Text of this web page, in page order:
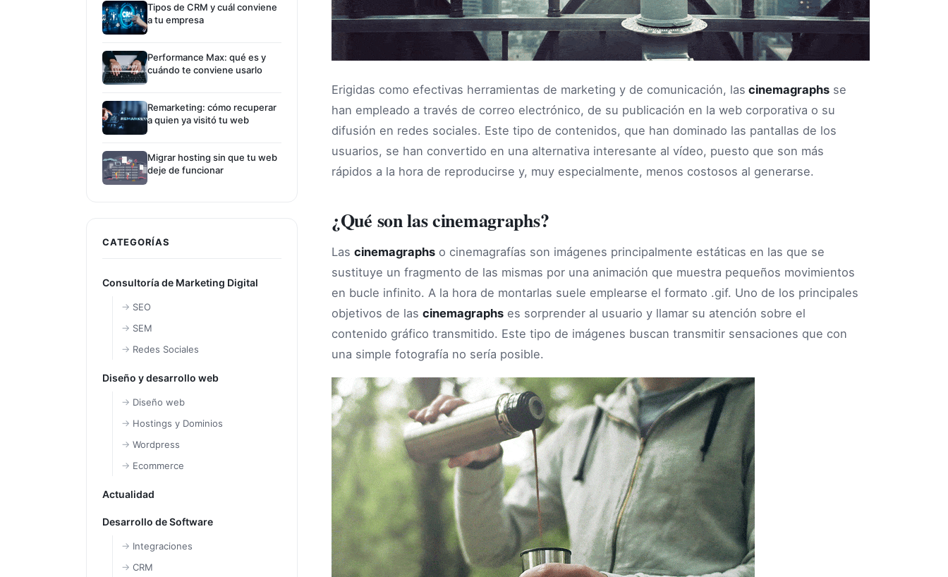
Tipos de CRM y cuál conviene
a tu empresa
Performance Max: qué es y
cuándo te conviene usarlo
Remarketing: cómo recuperar
a quien ya visitó tu web
Migrar hosting sin que tu web
deje de funcionar
CATEGORÍAS
Consultoría de Marketing Digital
SEO
SEM
Redes Sociales
Diseño y desarrollo web
Diseño web
Hostings y Dominios
Wordpress
Ecommerce
Actualidad
Desarrollo de Software
Integraciones
CRM
Erigidas como efectivas herramientas de marketing y de comunicación, las cinemagraphs se
han empleado a través de correo electrónico, de su publicación en la web corporativa o su
difusión en redes sociales. Este tipo de contenidos, que han dominado las pantallas de los
usuarios, se han convertido en una alternativa interesante al vídeo, puesto que son más
rápidos a la hora de reproducirse y, muy especialmente, menos costosos al generarse.
¿Qué son las cinemagraphs?
Las cinemagraphs o cinemagrafías son imágenes principalmente estáticas en las que se
sustituye un fragmento de las mismas por una animación que muestra pequeños movimientos
en bucle infinito. A la hora de montarlas suele emplearse el formato .gif. Uno de los principales
objetivos de las cinemagraphs es sorprender al usuario y llamar su atención sobre el
contenido gráfico transmitido. Este tipo de imágenes buscan transmitir sensaciones que con
una simple fotografía no sería posible.